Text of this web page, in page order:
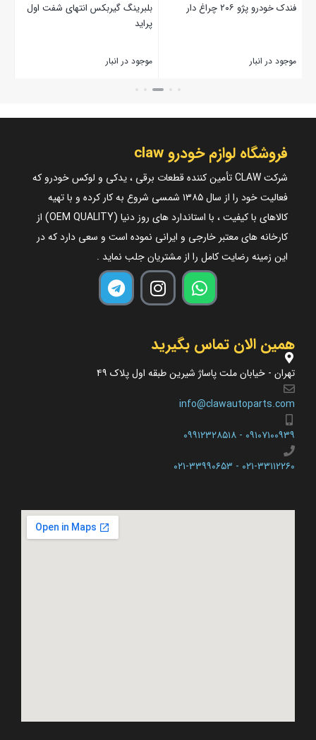
فندک خودرو پژو ۲۰۶ چراغ دار
موجود در انبار
بلبرینگ گیربکس انتهای شفت اول
پراید
موجود در انبار
بستن
فروشگاه لوازم خودرو claw
شرکت CLAW تأمین کننده قطعات برقی ، یدکی و لوکس خودرو که
فعالیت خود را از سال ۱۳۸۵ شمسی شروع به کار کرده و با تهیه
کالاهای با کیفیت ، با استاندارد های روز دنیا (OEM QUALITY) از
کارخانه های معتبر خارجی و ایرانی نموده است و سعی دارد که در
این زمینه رضایت کامل را از مشتریان جلب نماید .
همین الان تماس بگیرید
تهران - خیابان ملت پاساژ شیرین طبقه اول پلاک ۴۹
info@clawautoparts.com
۰۹۱۰۷۱۰۰۹۳۹ - ۰۹۹۱۲۳۲۸۵۱۸
۰۲۱-۳۳۱۱۲۲۶۰ - ۰۲۱-۳۳۹۹۰۶۵۳​